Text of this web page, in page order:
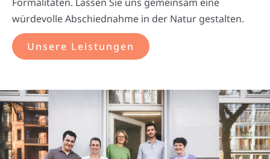
würdevolle Abschiednahme in der Natur gestalten.
Unsere Leistungen